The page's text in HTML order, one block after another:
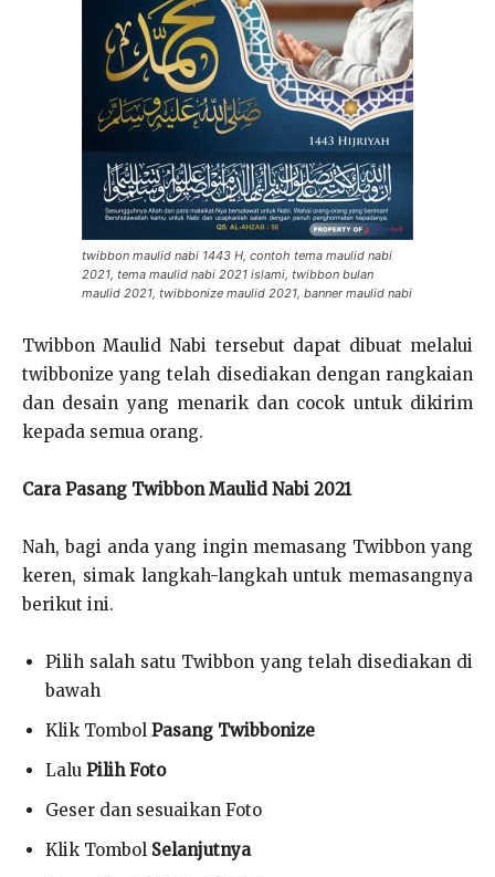
twibbon maulid nabi 1443 H, contoh tema maulid nabi
2021, tema maulid nabi 2021 islami, twibbon bulan
maulid 2021, twibbonize maulid 2021, banner maulid nabi
Twibbon Maulid Nabi tersebut dapat dibuat melalui
twibbonize yang telah disediakan dengan rangkaian
dan desain yang menarik dan cocok untuk dikirim
kepada semua orang.
Cara Pasang Twibbon Maulid Nabi 2021
Nah, bagi anda yang ingin memasang Twibbon yang
keren, simak langkah-langkah untuk memasangnya
berikut ini.
Pilih salah satu Twibbon yang telah disediakan di
bawah
Klik Tombol Pasang Twibbonize
Lalu Pilih Foto
Geser dan sesuaikan Foto
Klik Tombol Selanjutnya